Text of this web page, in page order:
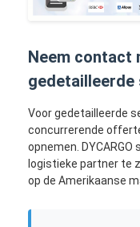
Neem contact
Voor gedetailleerde
concurrerende
opnemen.
logistieke partner te
op de Amerikaanse